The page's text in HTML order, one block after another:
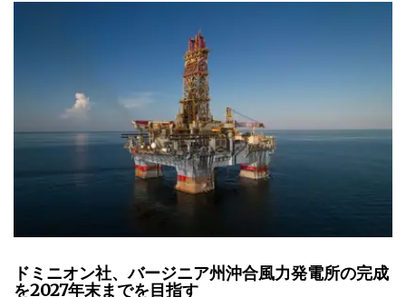
ドミニオン社、バージニア州沖合風力発電所の完成
を2027年末までを目指す